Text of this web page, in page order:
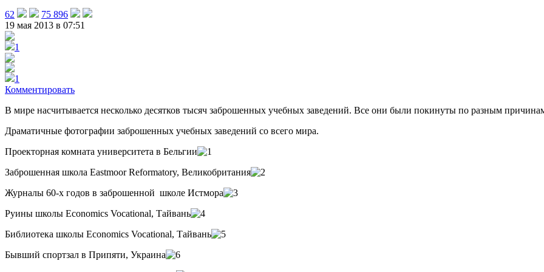
62
75 896
19 мая 2013 в 07:51
1
1
Комментировать
В мире насчитывается несколько десятков тысяч заброшенных учебных заведений. Все они были покинуты по разным
Драматичные фотографии заброшенных учебных заведений со всего мира.
Проекторная комната университета в Бельгии
Заброшенная школа Eastmoor Reformatory, Великобритания
Журналы 60-х годов в заброшенной школе Истмора
Руины школы Economics Vocational, Тайвань
Библиотека школы Economics Vocational, Тайвань
Бывший спортзал в Припяти, Украина